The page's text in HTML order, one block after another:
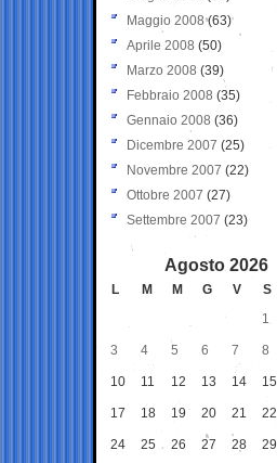
Maggio 2008(63)
Aprile 2008 (50)
Marzo 2008 (39)
Febbraio 2008 (35)
Gennaio 2008 (36)
Dicembre 2007 (25)
Novembre 2007 (22)
Ottobre 2007 (27)
Settembre 2007 (23)
Agosto 2026
L M M G V S
1
3 4 5 6 7 8
10 11 12 13 14 15
17 18 19 20 21 22
24 25 26 27 28 29